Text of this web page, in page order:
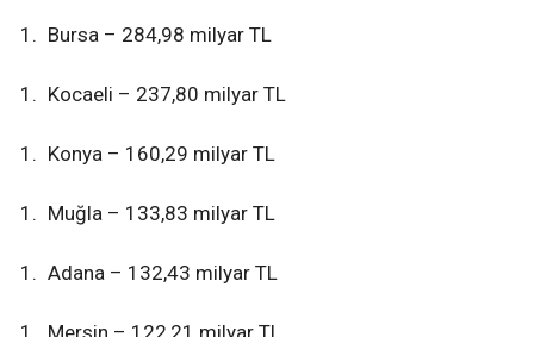
Bursa – 284,98 milyar TL
Kocaeli – 237,80 milyar TL
Konya – 160,29 milyar TL
Muğla – 133,83 milyar TL
Adana – 132,43 milyar TL
Mersin – 122,21 milyar TL